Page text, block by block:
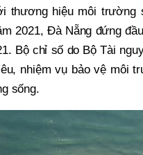
thương hiệu môi trường
2021, Đà Nẵng đứng
Bộ chỉ số do Bộ Tài
nhiệm vụ bảo vệ môi
sống.